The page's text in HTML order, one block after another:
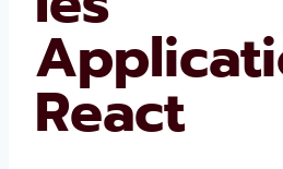
React